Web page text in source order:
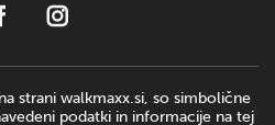
strani walkmaxx.si, so simbolične
podatki in informacije na tej